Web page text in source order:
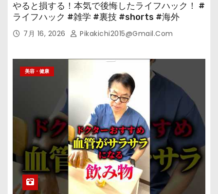
やると損する！本気で後悔したライフハック！ #
ライフハック #雑学 #裏技 #shorts #海外
7月 16, 2026 Pikakichi2015@gmail.com
美容・健康